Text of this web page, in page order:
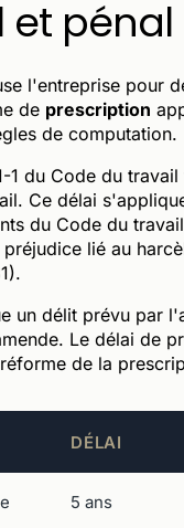
et pénal
l'entreprise pour
de prescription
de computation.
1 du Code du
Ce délai
du Code du
lié au
un délit prévu par
Le délai de
de la
DÉLAI
5 ans